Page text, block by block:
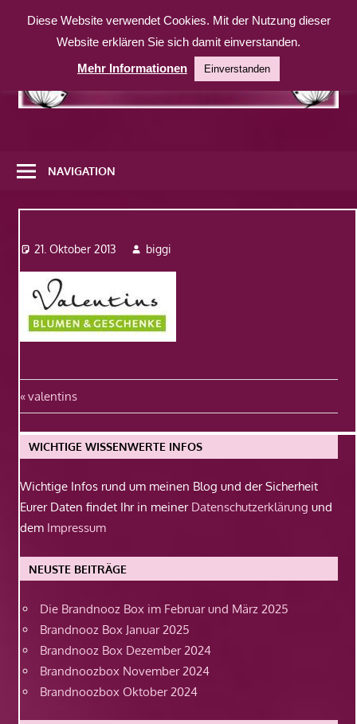
Inhalt
weitere
Website
NAVIGATION
21. Oktober 2013 biggi
Beitragsnavigation
Vorheriger
Beitrag:
valentins
WICHTIGE WISSENWERTE INFOS
Wichtige Infos rund um meinen Blog und der Sicherheit
Eurer Daten findet Ihr in meiner Datenschutzerklärung und
dem Impressum
NEUSTE BEITRÄGE
Die Brandnooz Box im Februar und März 2025
Brandnooz Box Januar 2025
Brandnooz Box Dezember 2024
Brandnoozbox November 2024
Brandnoozbox Oktober 2024
Diese Website verwendet Cookies. Mit der Nutzung dieser
Website erklären Sie sich damit einverstanden.
Mehr Informationen
Einverstanden